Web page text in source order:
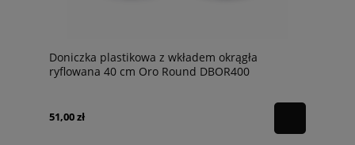
Doniczka plastikowa z wkładem okrągła
ryflowana 40 cm Oro Round DBOR400
51,00 zł